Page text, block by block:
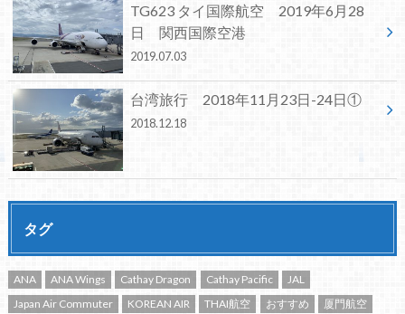
TG623 タイ国際航空 2019年6月28
日 関西国際空港
2019.07.03
台湾旅行 2018年11月23日-24日①
2018.12.18
タグ
ANA ANA Wings Cathay Dragon Cathay Pacific
JAL
Japan Air Commuter
KOREAN AIR THAI航空 おすすめ 厦門航空